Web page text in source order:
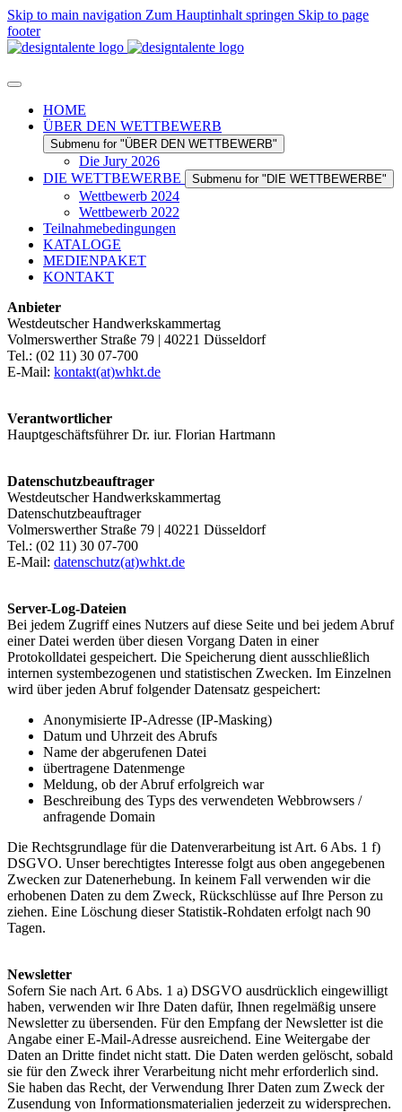
Skip to main navigation Zum Hauptinhalt springen Skip to page
footer
HOME
ÜBER DEN WETTBEWERB
Submenu for "ÜBER DEN WETTBEWERB"
Die Jury 2026
DIE WETTBEWERBE
Submenu for "DIE WETTBEWERBE"
Wettbewerb 2024
Wettbewerb 2022
Teilnahmebedingungen
KATALOGE
MEDIENPAKET
KONTAKT
Anbieter
Westdeutscher Handwerkskammertag
Volmerswerther Straße 79 | 40221 Düsseldorf
Tel.: (02 11) 30 07-700
E-Mail: kontakt(at)whkt.de
Verantwortlicher
Hauptgeschäftsführer Dr. iur. Florian Hartmann
Datenschutzbeauftrager
Westdeutscher Handwerkskammertag
Datenschutzbeauftrager
Volmerswerther Straße 79 | 40221 Düsseldorf
Tel.: (02 11) 30 07-700
E-Mail: datenschutz(at)whkt.de
Server-Log-Dateien
Bei jedem Zugriff eines Nutzers auf diese Seite und bei jedem Abruf
einer Datei werden über diesen Vorgang Daten in einer
Protokolldatei gespeichert. Die Speicherung dient ausschließlich
internen systembezogenen und statistischen Zwecken. Im Einzelnen
wird über jeden Abruf folgender Datensatz gespeichert:
Anonymisierte IP-Adresse (IP-Masking)
Datum und Uhrzeit des Abrufs
Name der abgerufenen Datei
übertragene Datenmenge
Meldung, ob der Abruf erfolgreich war
Beschreibung des Typs des verwendeten Webbrowsers /
anfragende Domain
Die Rechtsgrundlage für die Datenverarbeitung ist Art. 6 Abs. 1 f)
DSGVO. Unser berechtigtes Interesse folgt aus oben angegebenen
Zwecken zur Datenerhebung. In keinem Fall verwenden wir die
erhobenen Daten zu dem Zweck, Rückschlüsse auf Ihre Person zu
ziehen. Eine Löschung dieser Statistik-Rohdaten erfolgt nach 90
Tagen.
Newsletter
Sofern Sie nach Art. 6 Abs. 1 a) DSGVO ausdrücklich eingewilligt
haben, verwenden wir Ihre Daten dafür, Ihnen regelmäßig unsere
Newsletter zu übersenden. Für den Empfang der Newsletter ist die
Angabe einer E-Mail-Adresse ausreichend. Eine Weitergabe der
Daten an Dritte findet nicht statt. Die Daten werden gelöscht, sobald
sie für den Zweck ihrer Verarbeitung nicht mehr erforderlich sind.
Sie haben das Recht, der Verwendung Ihrer Daten zum Zweck der
Zusendung von Informationsmaterialien jederzeit zu widersprechen.